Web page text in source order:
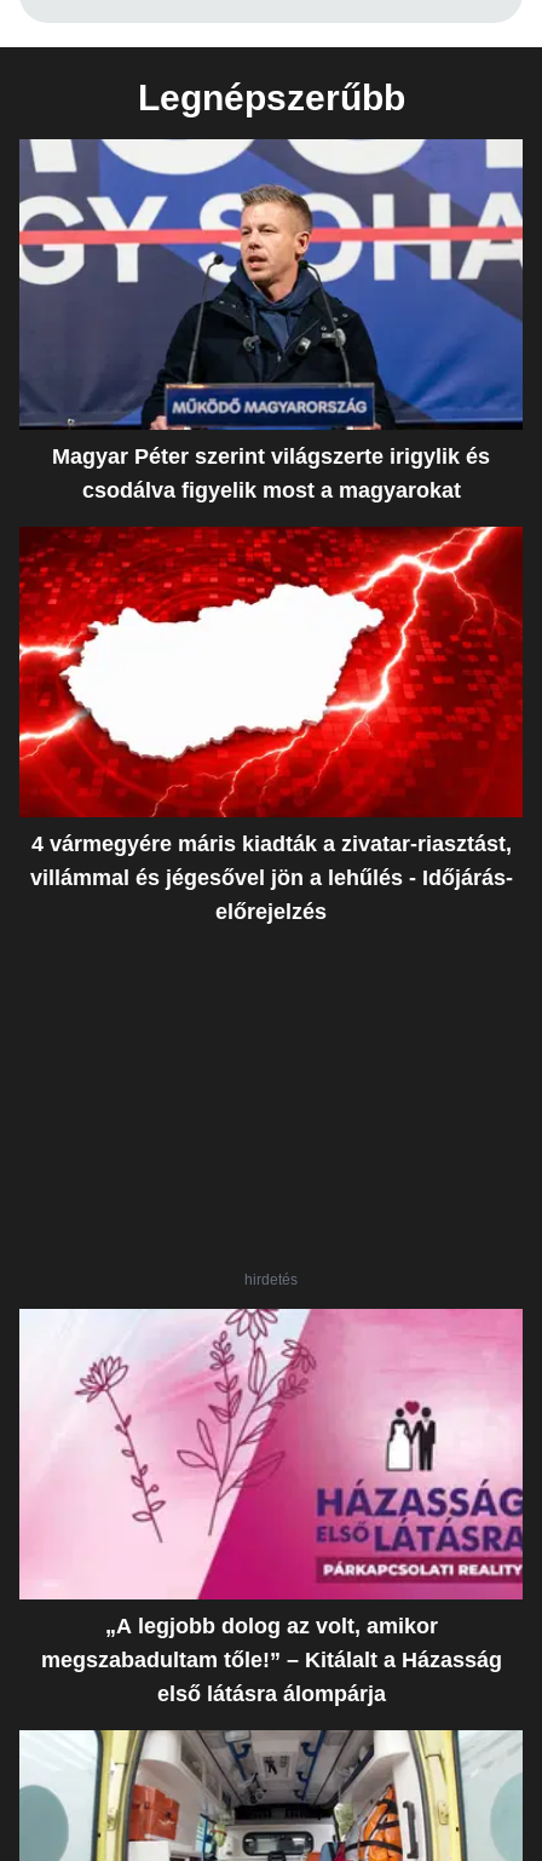
Legnépszerűbb
Magyar Péter szerint világszerte irigylik és
csodálva figyelik most a magyarokat
4 vármegyére máris kiadták a zivatar-riasztást,
villámmal és jégesővel jön a lehűlés - Időjárás-
előrejelzés
hirdetés
„A legjobb dolog az volt, amikor
megszabadultam tőle!” – Kitálalt a Házasság
első látásra álompárja